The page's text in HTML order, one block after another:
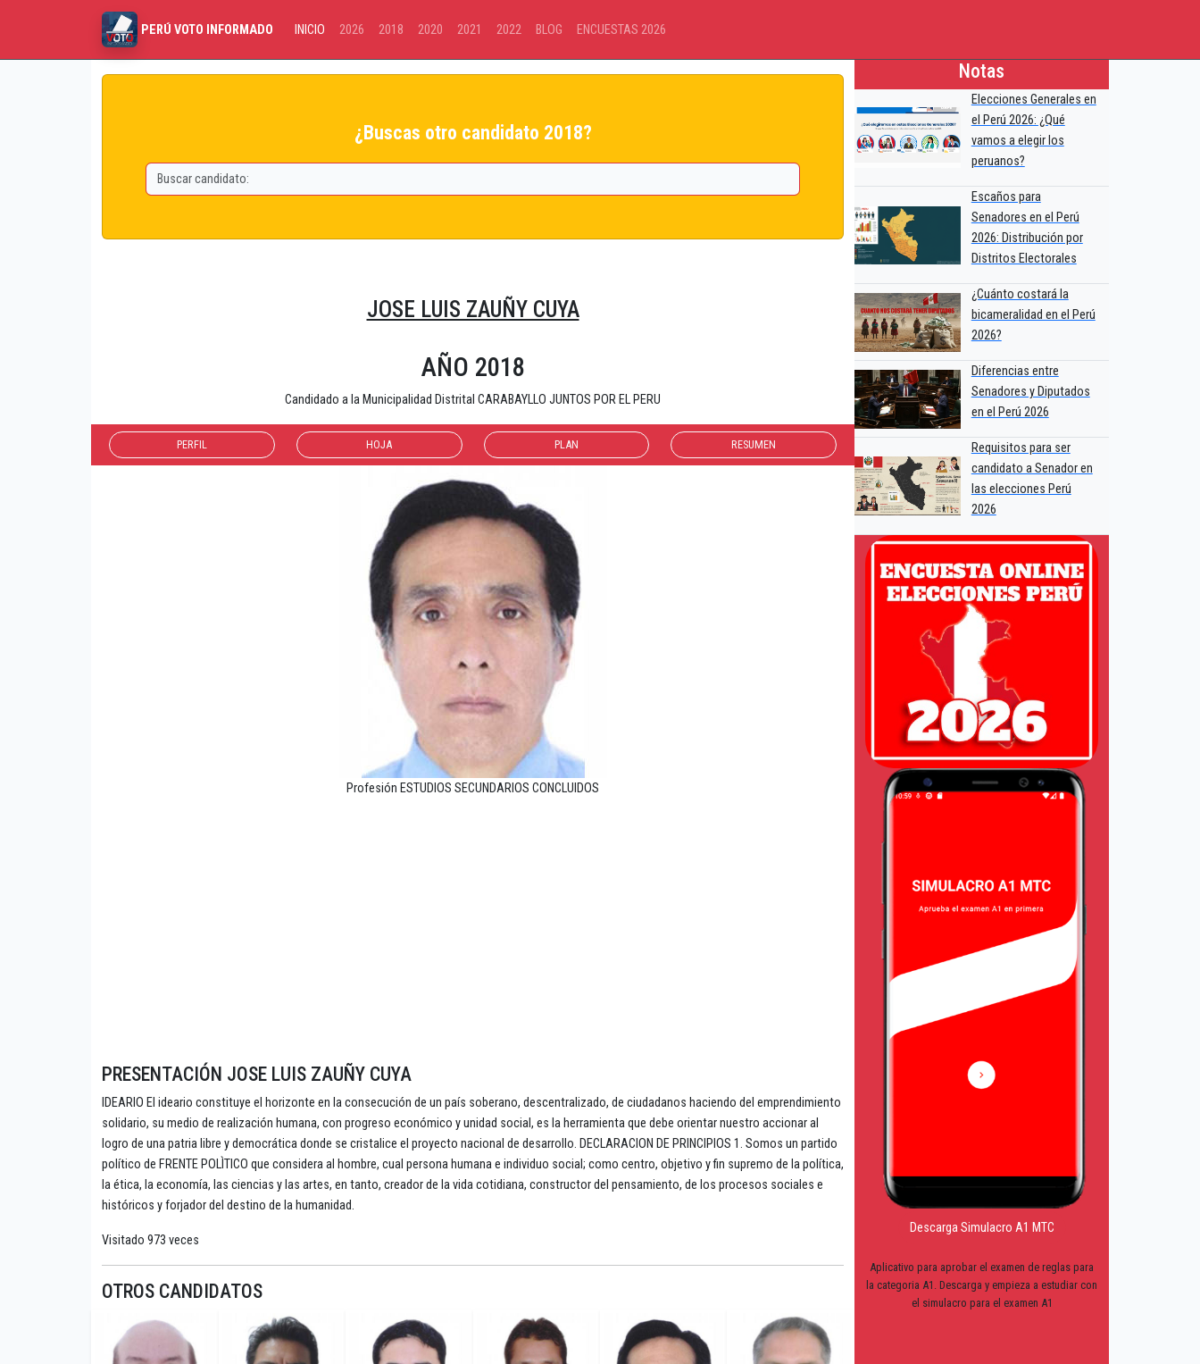
PERÚ VOTO INFORMADO INICIO 2026 2018 2020 2021 2022 BLOG ENCUESTAS 2026
¿Buscas otro candidato 2018?
JOSE LUIS ZAUÑY CUYA
AÑO 2018
Candidado a la Municipalidad Distrital CARABAYLLO JUNTOS POR EL PERU
PERFIL HOJA PLAN RESUMEN
Profesión ESTUDIOS SECUNDARIOS CONCLUIDOS
PRESENTACIÓN JOSE LUIS ZAUÑY CUYA
IDEARIO El ideario constituye el horizonte en la consecución de un país soberano, descentralizado, de ciudadanos haciendo del emprendimiento
solidario, su medio de realización humana, con progreso económico y unidad social, es la herramienta que debe orientar nuestro accionar al
logro de una patria libre y democrática donde se cristalice el proyecto nacional de desarrollo. DECLARACION DE PRINCIPIOS 1. Somos un partido
político de FRENTE POLÌTICO que considera al hombre, cual persona humana e individuo social; como centro, objetivo y fin supremo de la política,
la ética, la economía, las ciencias y las artes, en tanto, creador de la vida cotidiana, constructor del pensamiento, de los procesos sociales e
históricos y forjador del destino de la humanidad.
Visitado 973 veces
OTROS CANDIDATOS
Notas
Elecciones Generales en
el Perú 2026: ¿Qué
vamos a elegir los
peruanos?
Escaños para
Senadores en el Perú
2026: Distribución por
Distritos Electorales
¿Cuánto costará la
bicameralidad en el Perú
2026?
Diferencias entre
Senadores y Diputados
en el Perú 2026
Requisitos para ser
candidato a Senador en
las elecciones Perú
2026
Descarga Simulacro A1 MTC
Aplicativo para aprobar el examen de reglas para
la categoria A1. Descarga y empieza a estudiar con
el simulacro para el examen A1